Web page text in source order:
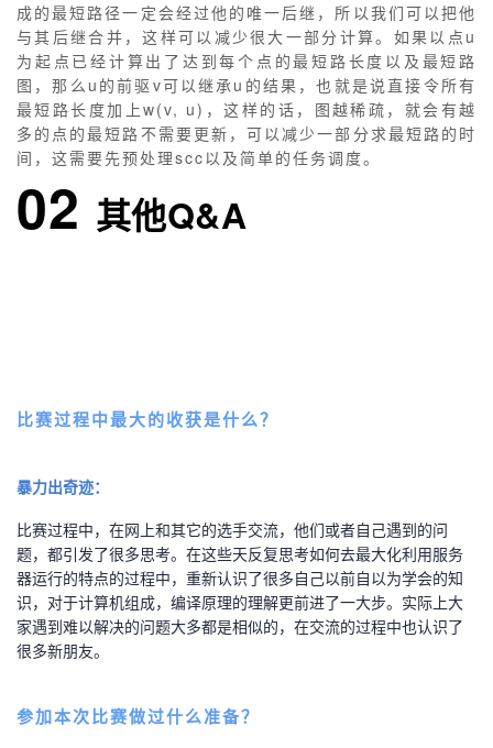
证
实
验
的
收
藏
持
建
议
成的最短路径一定会经过他的唯一后继，所以我们可以把他
与其后继合并，这样可以减少很大一部分计算。如果以点u
为起点已经计算出了达到每个点的最短路长度以及最短路
图，那么u的前驱v可以继承u的结果，也就是说直接令所有
最短路长度加上w(v, u)，这样的话，图越稀疏，就会有越
多的点的最短路不需要更新，可以减少一部分求最短路的时
间，这需要先预处理scc以及简单的任务调度。
02 其他Q&A
比赛过程中最大的收获是什么？
暴力出奇迹：
比赛过程中，在网上和其它的选手交流，他们或者自己遇到的问
题，都引发了很多思考。在这些天反复思考如何去最大化利用服务
器运行的特点的过程中，重新认识了很多自己以前自以为学会的知
识，对于计算机组成，编译原理的理解更前进了一大步。实际上大
家遇到难以解决的问题大多都是相似的，在交流的过程中也认识了
很多新朋友。
参加本次比赛做过什么准备？